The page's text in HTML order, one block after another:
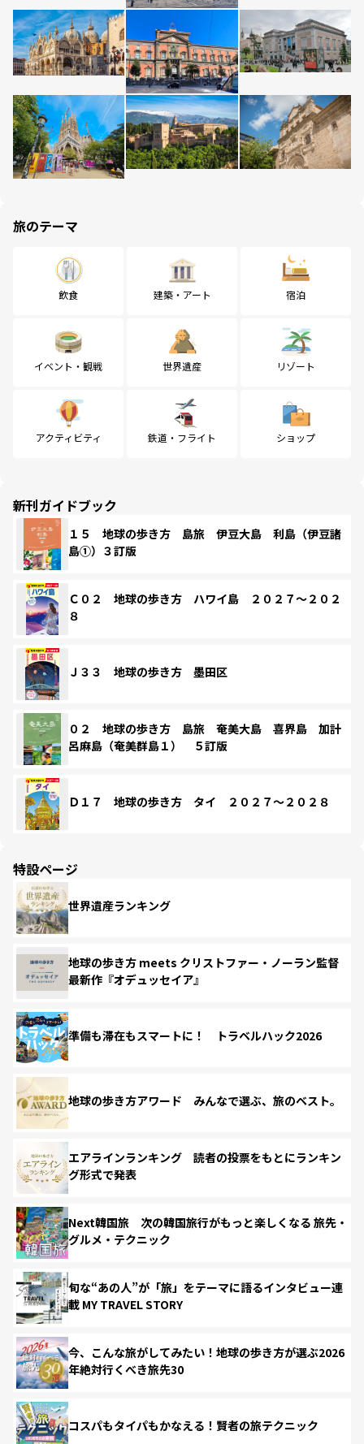
旅のテーマ
飲食 建築・アート 宿泊
イベント・観戦 世界遺産 リゾート
アクティビティ 鉄道・フライト ショップ
新刊ガイドブック
１５ 地球の歩き方 島旅 伊豆大島 利島（伊豆諸
島①）３訂版
Ｃ０２ 地球の歩き方 ハワイ島 ２０２７～２０２
８
Ｊ３３ 地球の歩き方 墨田区
０２ 地球の歩き方 島旅 奄美大島 喜界島 加計
呂麻島（奄美群島１） ５訂版
Ｄ１７ 地球の歩き方 タイ ２０２７～２０２８
特設ページ
世界遺産ランキング
地球の歩き方 meets クリストファー・ノーラン監督
最新作『オデュッセイア』
準備も滞在もスマートに！ トラベルハック2026
地球の歩き方アワード みんなで選ぶ、旅のベスト。
エアラインランキング 読者の投票をもとにランキン
グ形式で発表
Next韓国旅 次の韓国旅行がもっと楽しくなる 旅先・
グルメ・テクニック
旬な“あの人”が「旅」をテーマに語るインタビュー連
載 MY TRAVEL STORY
今、こんな旅がしてみたい！地球の歩き方が選ぶ2026
年絶対行くべき旅先30
コスパもタイパもかなえる！賢者の旅テクニック